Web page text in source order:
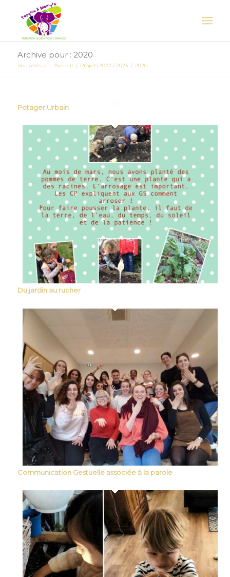
Archive pour : 2020
Vous êtes ici : Accueil / Projets 2022 / 2023 / 2020
Potager Urbain
Du jardin au rucher
Communication Gestuelle associée à la parole